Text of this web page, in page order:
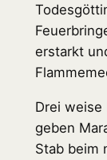
erstarkt
Drei weise
geben
Stab beim